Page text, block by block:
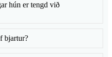
hún er tengd við
bjartur?